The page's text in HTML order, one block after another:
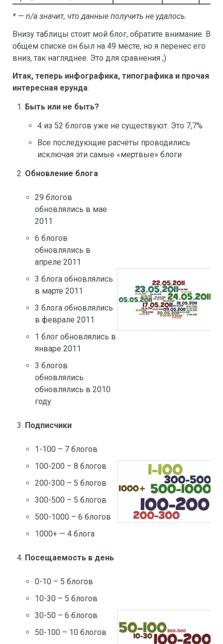
* — n/a значит, что данные получить не удалось.
Внизу таблицы стоит мой блог, обратите внимание. В
общем списке он был на 49 месте, но я перенес его
вниз, так нагляднее. Это для сравнения ;)
Итак, теперь инфографика, типографика и прочая
интересная ерунда:
Быть или не быть?
4 из 52 блогов уже не существуют. Это 7,7%
Все последующие расчёты проводились
исключая эти самые «мертвые» блоги
Обновление блога
29 блогов
обновлялись в мае
2011
6 блогов
обновлялись в
апреле 2011
3 блога обновлялись
в марте 2011
3 блога обновлялись
в феврале 2011
1 блог обновлялись в
январе 2011
3 блогов
обновлялись
обновлялись в 2010
году
Подписчики
1-100 – 7 блогов
100-200 – 8 блогов
200-300 – 5 блогов
300-500 – 5 блогов
500-1000 – 6 блогов
1000+ — 4 блога
Посещаемость в день
0-10 – 5 блогов
10-30 – 5 блогов
30-50 – 6 блогов
50-100 – 10 блогов